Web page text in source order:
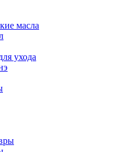
масла
ухода